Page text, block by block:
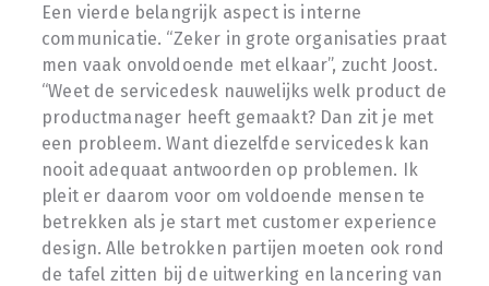
Een vierde belangrijk aspect is interne
communicatie. “Zeker in grote organisaties praat
men vaak onvoldoende met elkaar”, zucht Joost.
“Weet de servicedesk nauwelijks welk product de
productmanager heeft gemaakt? Dan zit je met
een probleem. Want diezelfde servicedesk kan
nooit adequaat antwoorden op problemen. Ik
pleit er daarom voor om voldoende mensen te
betrekken als je start met customer experience
design. Alle betrokken partijen moeten ook rond
de tafel zitten bij de uitwerking en lancering van